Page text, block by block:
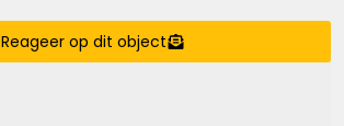
Reageer op dit object